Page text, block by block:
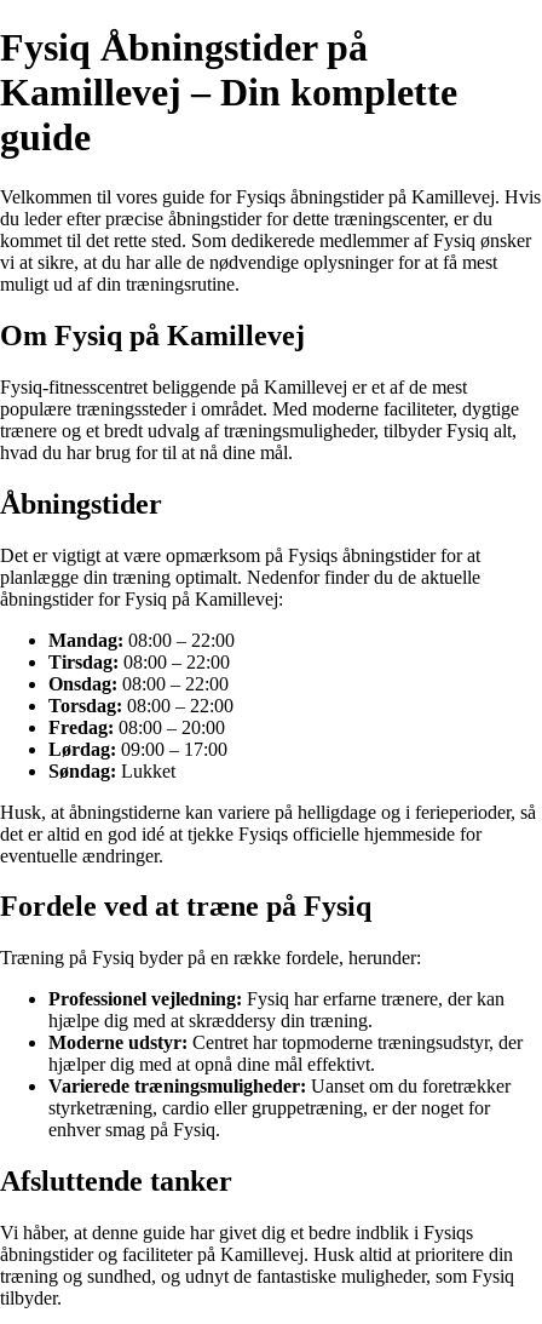
Fysiq Åbningstider på
Kamillevej – Din komplette
guide
Velkommen til vores guide for Fysiqs åbningstider på Kamillevej. Hvis
du leder efter præcise åbningstider for dette træningscenter, er du
kommet til det rette sted. Som dedikerede medlemmer af Fysiq ønsker
vi at sikre, at du har alle de nødvendige oplysninger for at få mest
muligt ud af din træningsrutine.
Om Fysiq på Kamillevej
Fysiq-fitnesscentret beliggende på Kamillevej er et af de mest
populære træningssteder i området. Med moderne faciliteter, dygtige
trænere og et bredt udvalg af træningsmuligheder, tilbyder Fysiq alt,
hvad du har brug for til at nå dine mål.
Åbningstider
Det er vigtigt at være opmærksom på Fysiqs åbningstider for at
planlægge din træning optimalt. Nedenfor finder du de aktuelle
åbningstider for Fysiq på Kamillevej:
Mandag: 08:00 – 22:00
Tirsdag: 08:00 – 22:00
Onsdag: 08:00 – 22:00
Torsdag: 08:00 – 22:00
Fredag: 08:00 – 20:00
Lørdag: 09:00 – 17:00
Søndag: Lukket
Husk, at åbningstiderne kan variere på helligdage og i ferieperioder, så
det er altid en god idé at tjekke Fysiqs officielle hjemmeside for
eventuelle ændringer.
Fordele ved at træne på Fysiq
Træning på Fysiq byder på en række fordele, herunder:
Professionel vejledning: Fysiq har erfarne trænere, der kan
hjælpe dig med at skræddersy din træning.
Moderne udstyr: Centret har topmoderne træningsudstyr, der
hjælper dig med at opnå dine mål effektivt.
Varierede træningsmuligheder: Uanset om du foretrækker
styrketræning, cardio eller gruppetræning, er der noget for
enhver smag på Fysiq.
Afsluttende tanker
Vi håber, at denne guide har givet dig et bedre indblik i Fysiqs
åbningstider og faciliteter på Kamillevej. Husk altid at prioritere din
træning og sundhed, og udnyt de fantastiske muligheder, som Fysiq
tilbyder.